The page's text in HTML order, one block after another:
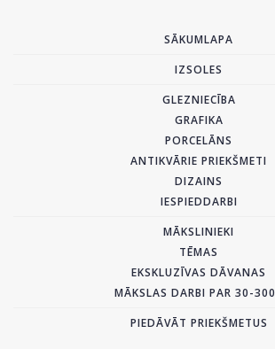
SĀKUMLAPA
IZSOLES
GLEZNIECĪBA
GRAFIKA
PORCELĀNS
ANTIKVĀRIE PRIEKŠMETI
DIZAINS
IESPIEDDARBI
MĀKSLINIEKI
TĒMAS
EKSKLUZĪVAS DĀVANAS
MĀKSLAS DARBI PAR 30-
PIEDĀVĀT PRIEKŠMETUS